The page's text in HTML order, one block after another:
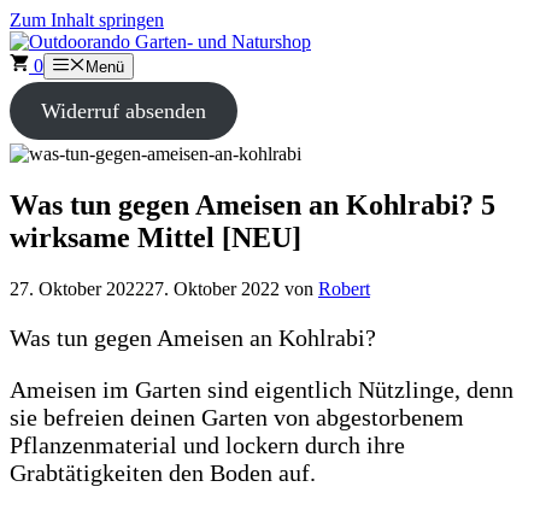
Zum Inhalt springen
0 Menü
Widerruf absenden
Was tun gegen Ameisen an Kohlrabi? 5
wirksame Mittel [NEU]
27. Oktober 202227. Oktober 2022 von Robert
Was tun gegen Ameisen an Kohlrabi?
Ameisen im Garten sind eigentlich Nützlinge, denn
sie befreien deinen Garten von abgestorbenem
Pflanzenmaterial und lockern durch ihre
Grabtätigkeiten den Boden auf.